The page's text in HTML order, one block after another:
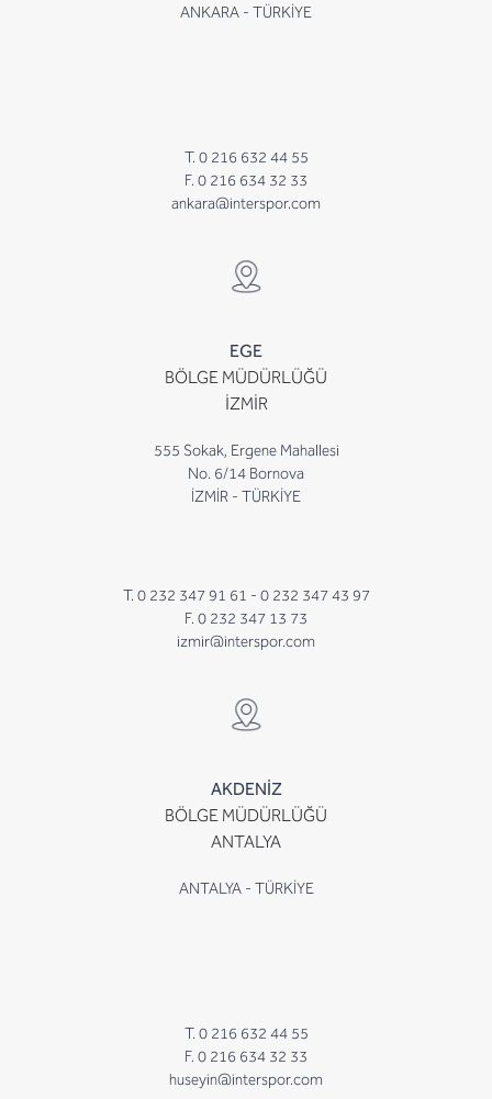
ANKARA - TÜRKİYE
T. 0 216 632 44 55
F. 0 216 634 32 33
ankara@interspor.com
EGE
BÖLGE MÜDÜRLÜĞÜ
İZMİR
555 Sokak, Ergene Mahallesi
No. 6/14 Bornova
İZMİR - TÜRKİYE
T. 0 232 347 91 61 - 0 232 347 43 97
F. 0 232 347 13 73
izmir@interspor.com
AKDENİZ
BÖLGE MÜDÜRLÜĞÜ
ANTALYA
ANTALYA - TÜRKİYE
T. 0 216 632 44 55
F. 0 216 634 32 33
huseyin@interspor.com